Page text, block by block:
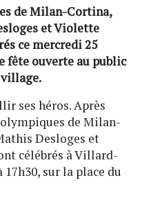
de Milan-Cortina,
et Violette
ce mercredi 25
fête ouverte au public
ses héros. Après
de Milan-
Desloges et
célébrés à Villard-
sur la place du